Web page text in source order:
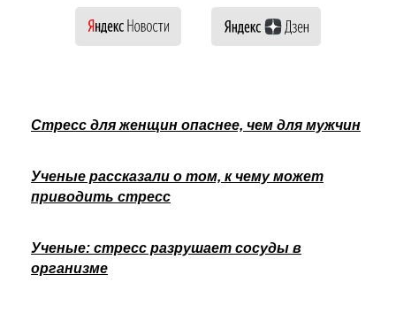
Стресс для женщин опаснее, чем для мужчин
Ученые рассказали о том, к чему может
приводить стресс
Ученые: стресс разрушает сосуды в
организме